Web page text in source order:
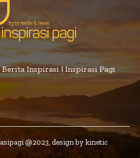
Inspirasi | Inspirasi Pagi
@2023, design by kinetic